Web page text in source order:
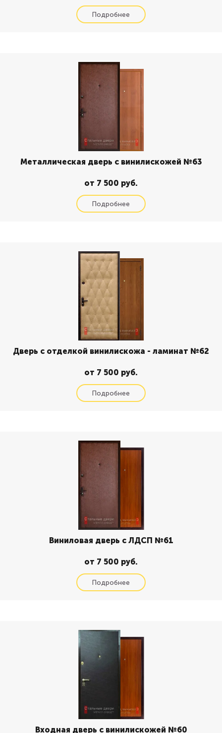
Металлическая дверь с винилискожей №63
от 7 500 руб.
Дверь с отделкой винилискожа - ламинат №62
от 7 500 руб.
Виниловая дверь с ЛДСП №61
от 7 500 руб.
Входная дверь с винилискожей №60